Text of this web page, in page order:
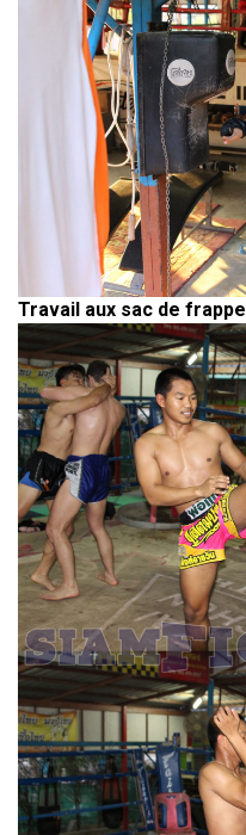
Travail aux sac de frappe